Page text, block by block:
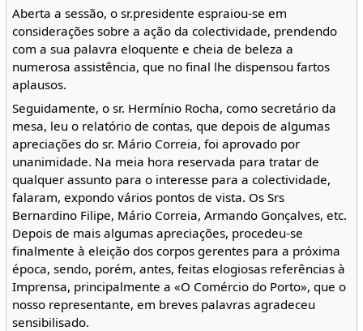
Aberta a sessão, o sr.presidente espraiou-se em
considerações sobre a ação da colectividade, prendendo
com a sua palavra eloquente e cheia de beleza a
numerosa assistência, que no final lhe dispensou fartos
aplausos.
Seguidamente, o sr. Hermínio Rocha, como secretário da
mesa, leu o relatório de contas, que depois de algumas
apreciações do sr. Mário Correia, foi aprovado por
unanimidade. Na meia hora reservada para tratar de
qualquer assunto para o interesse para a colectividade,
falaram, expondo vários pontos de vista. Os Srs
Bernardino Filipe, Mário Correia, Armando Gonçalves, etc.
Depois de mais algumas apreciações, procedeu-se
finalmente à eleição dos corpos gerentes para a próxima
época, sendo, porém, antes, feitas elogiosas referências à
Imprensa, principalmente a «O Comércio do Porto», que o
nosso representante, em breves palavras agradeceu
sensibilisado.